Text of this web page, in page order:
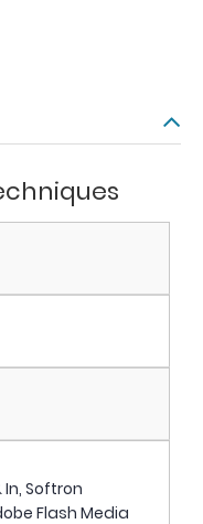
In, Softron
Flash Media